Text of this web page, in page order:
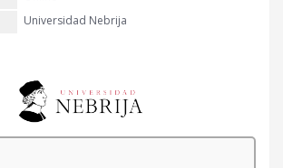
Universidad Nebrija